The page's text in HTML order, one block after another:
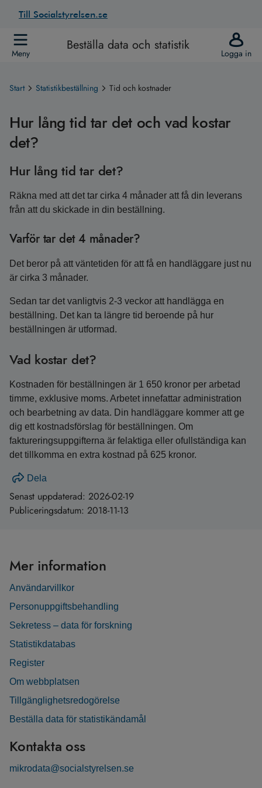
Till Socialstyrelsen.se
Meny Beställa data och statistik Logga in
Start Statistikbeställning Tid och kostnader
Hur lång tid tar det och vad kostar
det?
Hur lång tid tar det?
Räkna med att det tar cirka 4 månader att få din leverans
från att du skickade in din beställning.
Varför tar det 4 månader?
Det beror på att väntetiden för att få en handläggare just nu
är cirka 3 månader.
Sedan tar det vanligtvis 2-3 veckor att handlägga en
beställning. Det kan ta längre tid beroende på hur
beställningen är utformad.
Vad kostar det?
Kostnaden för beställningen är 1 650 kronor per arbetad
timme, exklusive moms. Arbetet innefattar administration
och bearbetning av data. Din handläggare kommer att ge
dig ett kostnadsförslag för beställningen. Om
faktureringsuppgifterna är felaktiga eller ofullständiga kan
det tillkomma en extra kostnad på 625 kronor.
Dela
Senast uppdaterad: 2026-02-19
Publiceringsdatum: 2018-11-13
Mer information
Användarvillkor
Personuppgiftsbehandling
Sekretess – data för forskning
Statistikdatabas
Register
Om webbplatsen
Tillgänglighetsredogörelse
Beställa data för statistikändamål
Kontakta oss
mikrodata@socialstyrelsen.se